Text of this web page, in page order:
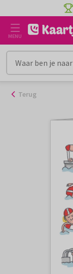
naar
inhoud
MENU
Terug